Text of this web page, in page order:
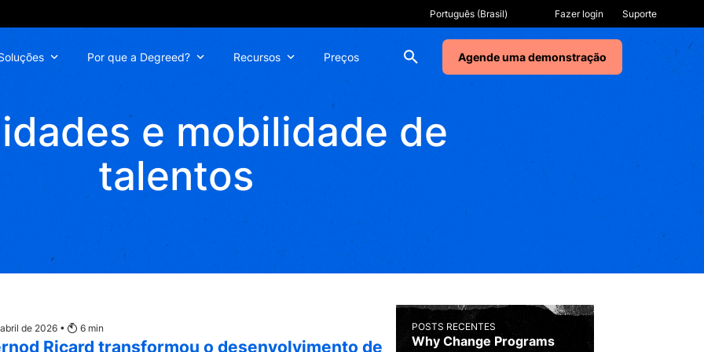
Fazer login Suporte
Por que a Degreed? Recursos Preços Agende uma demonstração
e mobilidade de
talentos
de 2026 • 6 min
Ricard transformou o desenvolvimento de
POSTS RECENTES
Why Change Programs